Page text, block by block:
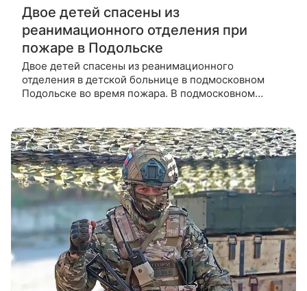
Двое детей спасены из
реанимационного отделения при
пожаре в Подольске
Двое детей спасены из реанимационного
отделения в детской больнице в подмосковном
Подольске во время пожара. В подмосковном